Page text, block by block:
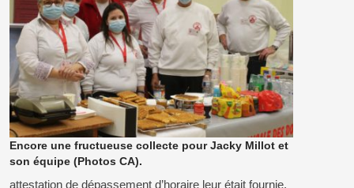
Encore une fructueuse collecte pour Jacky Millot et
son équipe (Photos CA).
attestation de dépassement d’horaire leur était fournie.